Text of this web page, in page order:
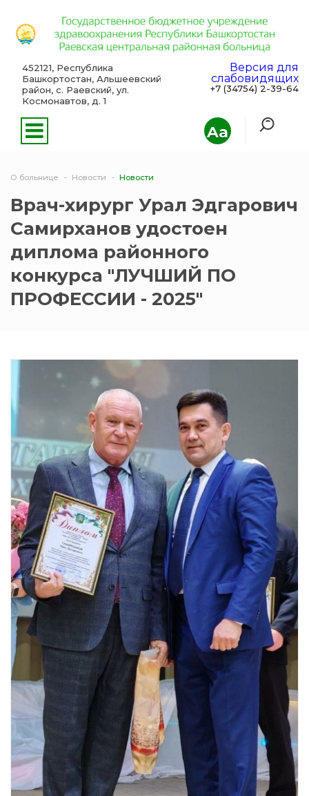
Aa
452121, Республика
Башкортостан, Альшеевский
район, с. Раевский, ул.
Космонавтов, д. 1
Версия для
слабовидящих
+7 (34754) 2-39-64
О больнице Новости Новости
Врач-хирург Урал Эдгарович
Самирханов удостоен
диплома районного
конкурса "ЛУЧШИЙ ПО
ПРОФЕССИИ - 2025"